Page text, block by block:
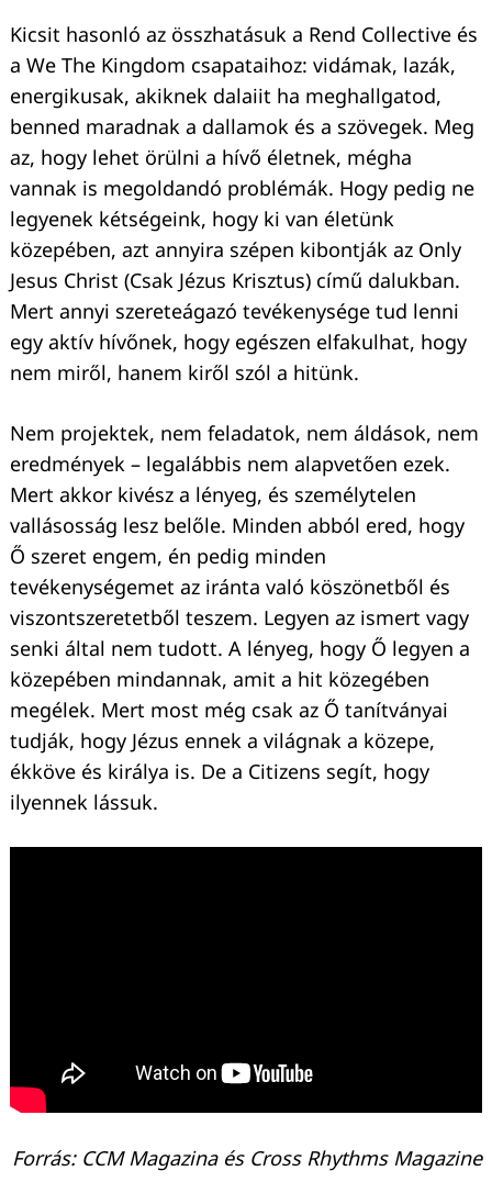
Kicsit hasonló az összhatásuk a Rend Collective és
a We The Kingdom csapataihoz: vidámak, lazák,
energikusak, akiknek dalaiit ha meghallgatod,
benned maradnak a dallamok és a szövegek. Meg
az, hogy lehet örülni a hívő életnek, mégha
vannak is megoldandó problémák. Hogy pedig ne
legyenek kétségeink, hogy ki van életünk
közepében, azt annyira szépen kibontják az Only
Jesus Christ (Csak Jézus Krisztus) című dalukban.
Mert annyi szereteágazó tevékenysége tud lenni
egy aktív hívőnek, hogy egészen elfakulhat, hogy
nem miről, hanem kiről szól a hitünk.
Nem projektek, nem feladatok, nem áldások, nem
eredmények – legalábbis nem alapvetően ezek.
Mert akkor kivész a lényeg, és személytelen
vallásosság lesz belőle. Minden abból ered, hogy
Ő szeret engem, én pedig minden
tevékenységemet az iránta való köszönetből és
viszontszeretetből teszem. Legyen az ismert vagy
senki által nem tudott. A lényeg, hogy Ő legyen a
közepében mindannak, amit a hit közegében
megélek. Mert most még csak az Ő tanítványai
tudják, hogy Jézus ennek a világnak a közepe,
ékköve és királya is. De a Citizens segít, hogy
ilyennek lássuk.
Forrás: CCM Magazina és Cross Rhythms Magazine